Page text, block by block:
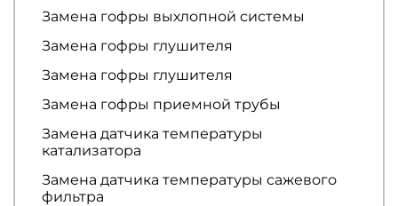
Замена гофры выхлопной системы
Замена гофры глушителя
Замена гофры глушителя
Замена гофры приемной трубы
Замена датчика температуры
катализатора
Замена датчика температуры сажевого
фильтра